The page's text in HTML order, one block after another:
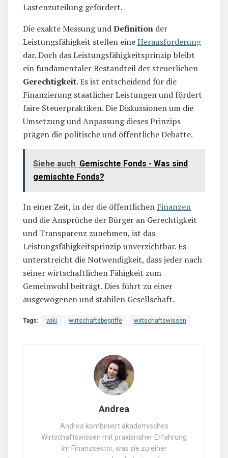
Lastenzuteilung gefördert.
Die exakte Messung undDefinition der
Leistungsfähigkeit stellen eineHerausforderung
dar. Doch das Leistungsfähigkeitsprinzip bleibt
ein fundamentaler Bestandteil der steuerlichen
Gerechtigkeit. Es ist entscheidend für die
Finanzierung staatlicher Leistungen und fördert
faire Steuerpraktiken. Die Diskussionen um die
Umsetzung und Anpassung dieses Prinzips
prägen die politische und öffentliche Debatte.
Siehe auch Gemischte Fonds - Was sind
gemischte Fonds?
In einer Zeit, in der die öffentlichen Finanzen
und die Ansprüche der Bürger an Gerechtigkeit
und Transparenz zunehmen, ist das
Leistungsfähigkeitsprinzip unverzichtbar. Es
unterstreicht die Notwendigkeit, dass jeder nach
seiner wirtschaftlichen Fähigkeit zum
Gemeinwohl beiträgt. Dies führt zu einer
ausgewogenen und stabilen Gesellschaft.
Tags: wiki wirtschaftsbegriffe wirtschaftswissen
Andrea
Andrea kombiniert akademisches
Wirtschaftswissen mit praxisnaher Erfahrung
im Finanzsektor, was sie zu einer